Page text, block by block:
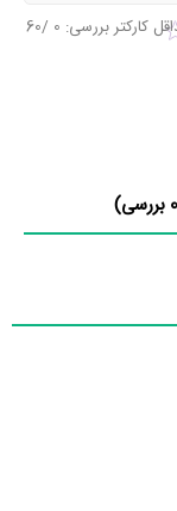
کارکتر بررسی: 0
/60
0 بررسی)